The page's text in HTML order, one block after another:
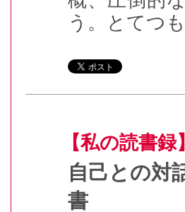
う。とてつ
【私の読書録】
自己との
書